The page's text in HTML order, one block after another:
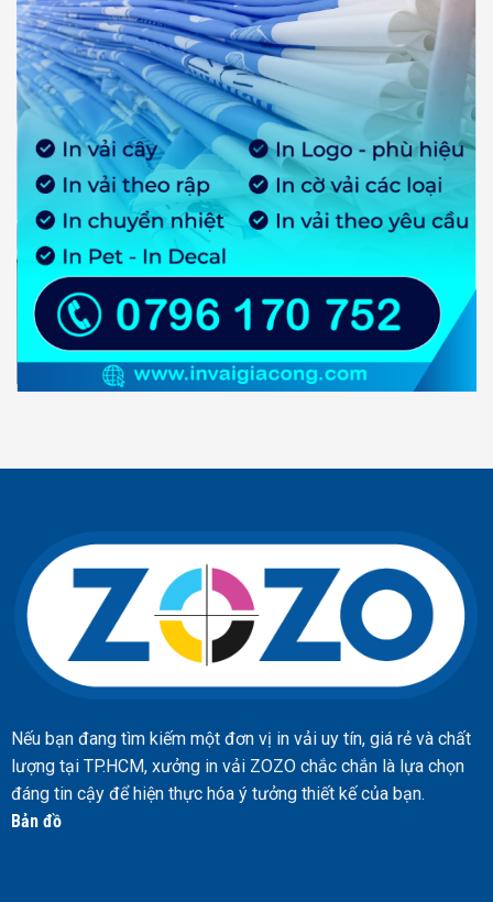
Nếu bạn đang tìm kiếm một đơn vị in vải uy tín, giá rẻ và chất
lượng tại TP.HCM, xưởng in vải ZOZO chắc chắn là lựa chọn
đáng tin cậy để hiện thực hóa ý tưởng thiết kế của bạn.
Bản đồ